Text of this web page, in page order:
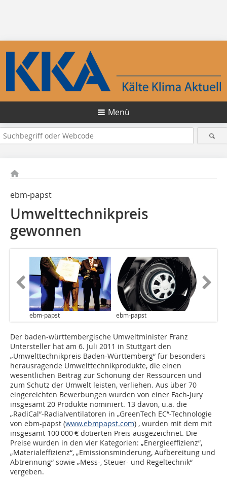
Menü
ebm-papst
Umwelttechnikpreis
gewonnen
ebm-papst ebm-papst
Der baden-württembergische Umweltminister Franz
Untersteller hat am 6. Juli 2011 in Stuttgart den
„Umwelttechnikpreis Baden-Württemberg“ für besonders
herausragende Umwelttechnikprodukte, die einen
wesentlichen Beitrag zur Schonung der Ressourcen und
zum Schutz der Umwelt leisten, verliehen. Aus über 70
eingereichten Bewerbungen wurden von einer Fach-Jury
insgesamt 20 Produkte nominiert. 13 davon, u.a. die
„RadiCal“-Radialventilatoren in „GreenTech EC“-Technologie
von ebm-papst (www.ebmpapst.com) , wurden mit dem mit
insgesamt 100 000 € dotierten Preis ausgezeichnet. Die
Preise wurden in den vier Kategorien: „Energieeffizienz“,
„Materialeffizienz“, „Emissionsminderung, Aufbereitung und
Abtrennung“ sowie „Mess-, Steuer- und Regeltechnik“
vergeben.